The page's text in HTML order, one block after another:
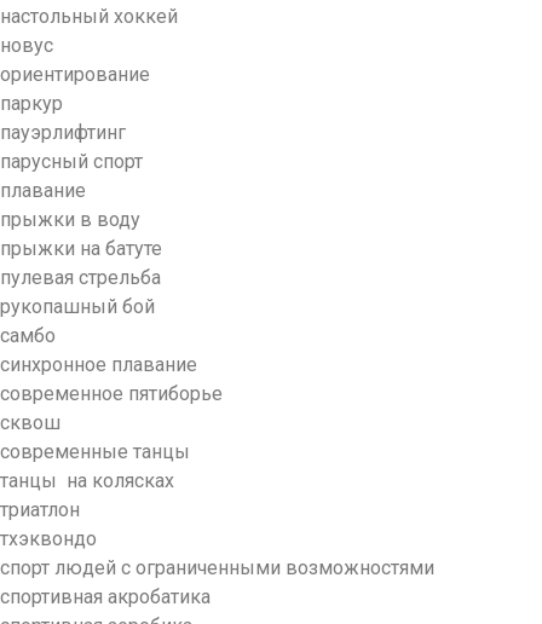
настольный хоккей
новус
ориентирование
паркур
пауэрлифтинг
парусный спорт
плавание
прыжки в воду
прыжки на батуте
пулевая стрельба
рукопашный бой
самбо
синхронное плавание
современное пятиборье
сквош
современные танцы
танцы на колясках
триатлон
тхэквондо
спорт людей с ограниченными возможностями
спортивная акробатика